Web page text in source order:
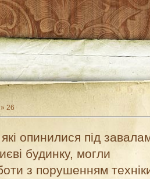
» 26
опинилися під
будинку, могли
з порушенням